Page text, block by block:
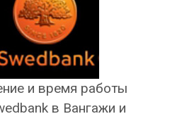
и время работы
в Вангажи и